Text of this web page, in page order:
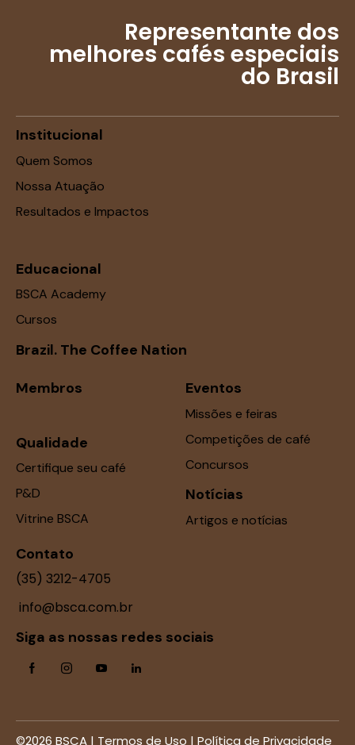
Representante dos
melhores cafés especiais
do Brasil
Institucional
Quem Somos
Nossa Atuação
Resultados e Impactos
Educacional
BSCA Academy
Cursos
Brazil. The Coffee Nation
Membros
Qualidade
Certifique seu café
P&D
Vitrine BSCA
Eventos
Missões e feiras
Competições de café
Concursos
Notícias
Artigos e notícias
Contato
(35) 3212-4705
info@bsca.com.br
Siga as nossas redes sociais
©2026 BSCA | Termos de Uso | Política de Privacidade